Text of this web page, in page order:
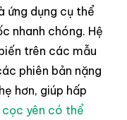
ứng dụng cụ thể
nhanh chóng. Hệ
trên các mẫu
phiên bản nặng
hơn, giúp hấp
cọc yên có thể